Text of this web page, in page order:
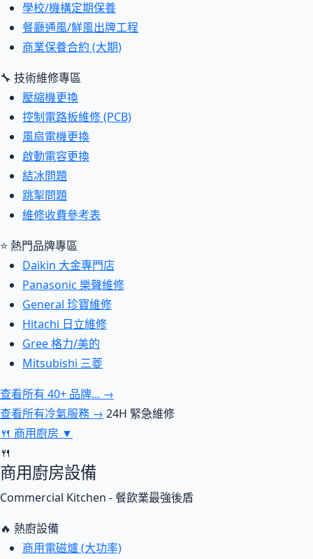
學校/機構定期保養
餐廳通風/鮮風出牌工程
商業保養合約 (大期)
🔧 技術維修專區
壓縮機更換
控制電路板維修 (PCB)
風扇電機更換
啟動電容更換
結冰問題
跳掣問題
維修收費參考表
⭐ 熱門品牌專區
Daikin 大金專門店
Panasonic 樂聲維修
General 珍寶維修
Hitachi 日立維修
Gree 格力/美的
Mitsubishi 三菱
查看所有 40+ 品牌... →
查看所有冷氣服務 → 24H 緊急維修
🍴 商用廚房 ▼
🍴
商用廚房設備
Commercial Kitchen - 餐飲業最強後盾
🔥 熱廚設備
商用電磁爐 (大功率)